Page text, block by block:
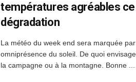
températures agréables
dégradation
La météo du week end sera marquée
omniprésence du soleil. De quoi
la campagne ou à la montagne. Bonne ...